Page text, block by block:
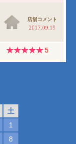
土
1
8